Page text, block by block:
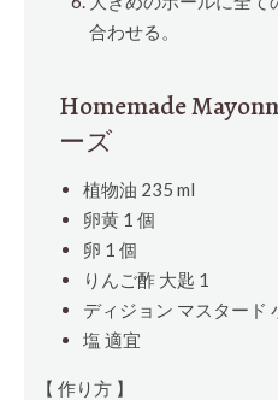
合わせる。
Homemade
ーズ
植物油 235 ml
卵黄 1 個
卵 1 個
りんご酢 大匙 1
ディジョン マスタード
塩 適宜
【 作り方 】